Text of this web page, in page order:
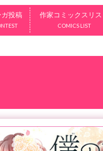
ガ投稿 作家コミックスリス
COMICS LIST